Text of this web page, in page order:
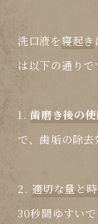
洗口液を寝起き
は以下の通りで
1.歯磨き後の使
で、歯垢の除去
2. 適切な量と
30秒間ゆすいで